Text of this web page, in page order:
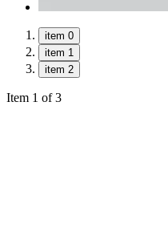
item 0
item 1
item 2
Item 1 of 3